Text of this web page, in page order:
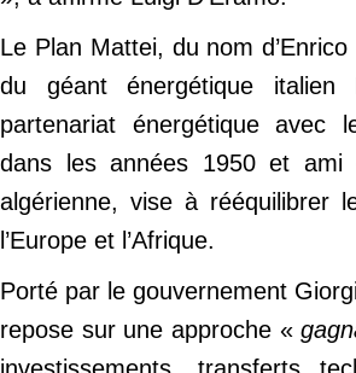
Le Plan Mattei, du nom
du géant énergétique italien
partenariat énergétique avec
dans les années 1950 et ami
algérienne, vise à rééquilibrer
l’Europe et l’Afrique.
Porté par le gouvernement
repose sur une approche «